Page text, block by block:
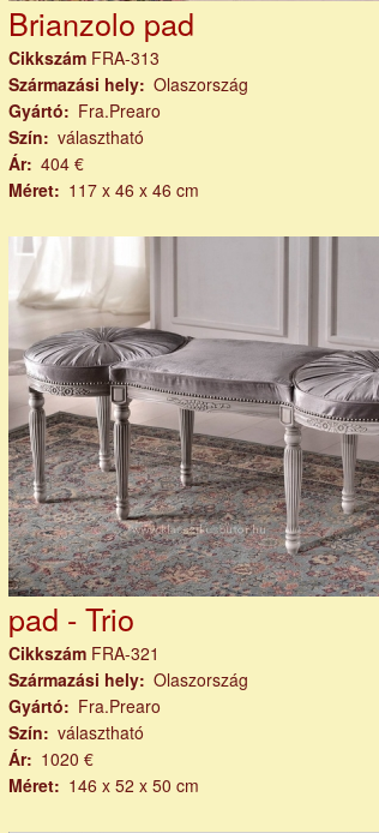
Brianzolo pad
Cikkszám FRA-313
Származási hely Olaszország
Gyártó
Fra.Prearo
Szín
választható
Ár 404 €
Méret
117 x 46 x 46 cm
pad - Trio
Cikkszám FRA-321
Származási hely Olaszország
Gyártó
Fra.Prearo
Szín
választható
Ár
1020 €
Méret
146 x 52 x 50 cm